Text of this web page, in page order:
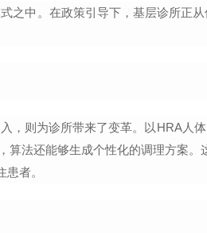
之中。在政策引导下，基层诊所正
，则为诊所带来了变革。以 HRA人
法还能够生成个性化的调理方案
者。